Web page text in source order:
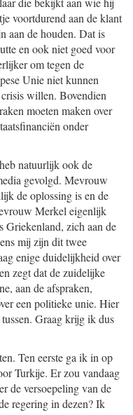
voortdurend aan de klant
aan de houden. Dat is
en ook niet goed voor
om tegen de
Unie niet kunnen
willen. Bovendien
moeten maken over
onder
natuurlijk ook de
gevolgd. Mevrouw
de oplossing is en de
Merkel eigenlijk
Griekenland, zich aan de
mij zijn dit twee
enige duidelijkheid over
zegt dat de zuidelijke
aan de afspraken,
een politieke unie. Hier
Graag krijg ik dus
Ten eerste ga ik in op
Turkije. Er zou vandaag
de versoepeling van de
regering in dezen? Ik